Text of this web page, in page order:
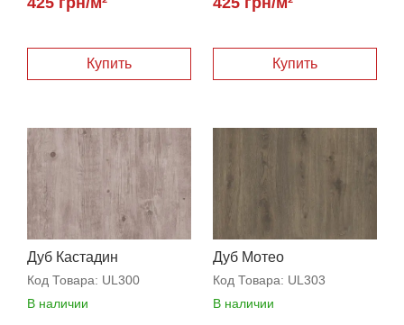
Дуб Кастадин
Код Товара: UL300
В наличии
Дуб Мотео
Код Товара: UL303
В наличии